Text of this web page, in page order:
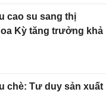
cao su sang thị
Kỳ tăng trưởng khả
chè: Tư duy sản xuất